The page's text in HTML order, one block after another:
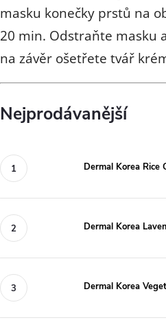
masku konečky prstů na
20 min. Odstraňte masku
na závěr ošetřete tvář
Nejprodávanější
Dermal Korea Rice
Dermal Korea
Dermal Korea